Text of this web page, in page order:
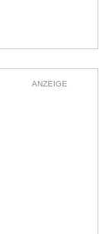
ANZEIGE